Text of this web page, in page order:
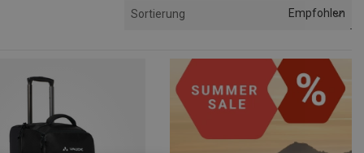
Sortierung Empfohlen